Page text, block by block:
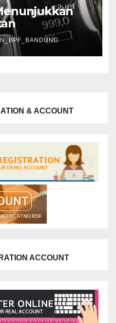
& ACCOUNT
ACCOUNT